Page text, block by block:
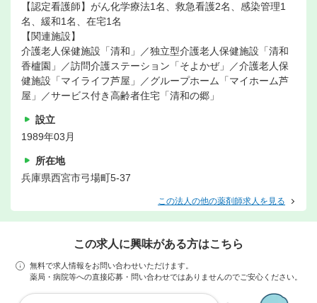
【認定看護師】がん化学療法1名、救急看護2名、感染管理1
名、緩和1名、在宅1名
【関連施設】
介護老人保健施設「清和」／独立型介護老人保健施設「清和
香櫨園」／訪問介護ステーション「そよかぜ」／介護老人保
健施設「マイライフ芦屋」／グループホーム「マイホーム芦
屋」／サービス付き高齢者住宅「清和の郷」
設立
1989年03月
所在地
兵庫県西宮市弓場町5-37
この法人の他の薬剤師求人を見る
この求人に興味がある方はこちら
無料で求人情報をお問い合わせいただけます。
薬局・病院等への直接応募・問い合わせではありませんのでご安心ください。